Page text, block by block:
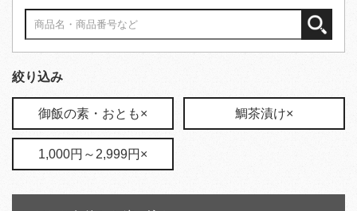
絞り込み
御飯の素・おとも× 鯛茶漬け×
1,000円～2,999円×